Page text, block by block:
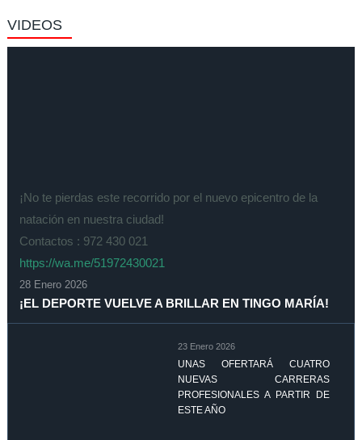
VIDEOS
¡No te pierdas este recorrido por el nuevo epicentro de la
natación en nuestra ciudad!
Contactos : 972 430 021
https://wa.me/51972430021
28 Enero 2026
¡EL DEPORTE VUELVE A BRILLAR EN TINGO MARÍA!
23 Enero 2026
UNAS OFERTARÁ CUATRO
NUEVAS CARRERAS
PROFESIONALES A PARTIR DE
ESTE AÑO